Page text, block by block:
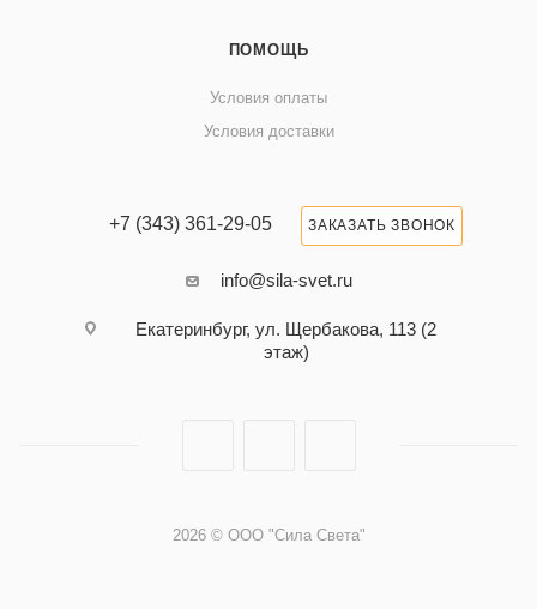
ПОМОЩЬ
Условия оплаты
Условия доставки
+7 (343) 361-29-05 ЗАКАЗАТЬ ЗВОНОК
info@sila-svet.ru
Екатеринбург, ул. Щербакова, 113 (2
этаж)
2026 © ООО "Сила Света"